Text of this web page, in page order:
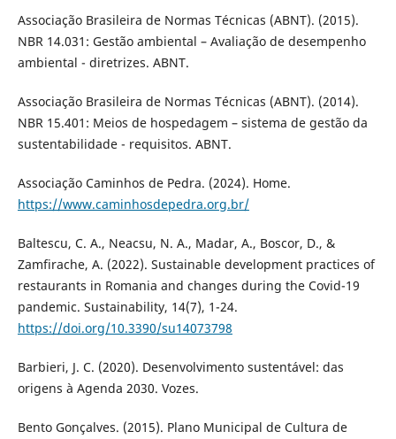
Associação Brasileira de Normas Técnicas (ABNT). (2015).
NBR 14.031: Gestão ambiental – Avaliação de desempenho
ambiental - diretrizes. ABNT.
Associação Brasileira de Normas Técnicas (ABNT). (2014).
NBR 15.401: Meios de hospedagem – sistema de gestão da
sustentabilidade - requisitos. ABNT.
Associação Caminhos de Pedra. (2024). Home.
https://www.caminhosdepedra.org.br/
Baltescu, C. A., Neacsu, N. A., Madar, A., Boscor, D., &
Zamfirache, A. (2022). Sustainable development practices of
restaurants in Romania and changes during the Covid-19
pandemic. Sustainability, 14(7), 1-24.
https://doi.org/10.3390/su14073798
Barbieri, J. C. (2020). Desenvolvimento sustentável: das
origens à Agenda 2030. Vozes.
Bento Gonçalves. (2015). Plano Municipal de Cultura de